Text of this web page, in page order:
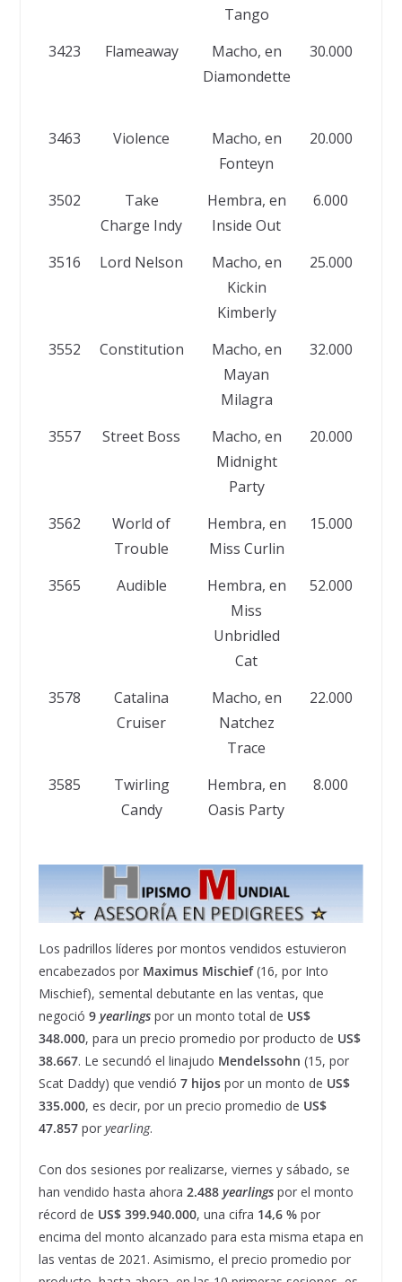
Tango
3423 Flameaway
Macho, en
Diamondette
30.000
3463
Violence
Macho, en
Fonteyn
20.000
3502
Take
Charge Indy
Hembra, en
Inside Out
6.000
3516
Lord Nelson
Macho, en
Kickin
Kimberly
25.000
3552 Constitution
Macho, en
Mayan
Milagra
32.000
3557
Street Boss
Macho, en
Midnight
Party
20.000
3562
World of
Trouble
Hembra, en
Miss Curlin
15.000
3565
Audible
Hembra, en
Miss
Unbridled
Cat
52.000
3578
Catalina
Cruiser
Macho, en
Natchez
Trace
22.000
3585
Twirling
Candy
Hembra, en
Oasis Party
8.000
Los padrillos líderes por montos vendidos estuvieron
encabezados por Maximus Mischief(16, por Into
Mischief), semental debutante en las ventas, que
negoció 9 yearlingspor un monto total de US$
348.000, para un precio promedio por producto de US$
38.667. Le secundó el linajudo Mendelssohn (15, por
Scat Daddy) que vendió 7 hijospor un monto de US$
335.000, es decir, por un precio promedio de US$
47.857por yearling.
Con dos sesiones por realizarse, viernes y sábado, se
han vendido hasta ahora 2.488 yearlingspor el monto
récord de US$ 399.940.000, una cifra 14,6 %por
encima del monto alcanzado para esta misma etapa en
las ventas de 2021. Asimismo, el precio promedio por